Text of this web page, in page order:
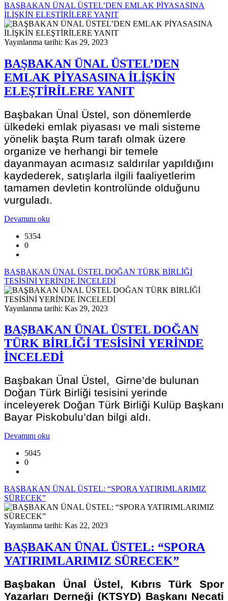
BAŞBAKAN ÜNAL ÜSTEL’DEN EMLAK PİYASASINA
İLİŞKİN ELEŞTİRİLERE YANIT
Yayınlanma tarihi: Kas 29, 2023
BAŞBAKAN ÜNAL ÜSTEL’DEN
EMLAK PİYASASINA İLİŞKİN
ELEŞTİRİLERE YANIT
Başbakan Ünal Üstel, son dönemlerde
ülkedeki emlak piyasası ve mali sisteme
yönelik başta Rum tarafı olmak üzere
organize ve herhangi bir temele
dayanmayan acımasız saldırılar yapıldığını
kaydederek, satışlarla ilgili faaliyetlerim
tamamen devletin kontrolünde olduğunu
vurguladı.
Devamını oku
5354
0
BAŞBAKAN ÜNAL ÜSTEL DOĞAN TÜRK BİRLİĞİ
TESİSİNİ YERİNDE İNCELEDİ
Yayınlanma tarihi: Kas 29, 2023
BAŞBAKAN ÜNAL ÜSTEL DOĞAN
TÜRK BİRLİĞİ TESİSİNİ YERİNDE
İNCELEDİ
Başbakan Ünal Üstel, Girne’de bulunan
Doğan Türk Birliği tesisini yerinde
inceleyerek Doğan Türk Birliği Kulüp Başkanı
Bayar Piskobulu’dan bilgi aldı.
Devamını oku
5045
0
BAŞBAKAN ÜNAL ÜSTEL: “SPORA YATIRIMLARIMIZ
SÜRECEK”
Yayınlanma tarihi: Kas 22, 2023
BAŞBAKAN ÜNAL ÜSTEL: “SPORA
YATIRIMLARIMIZ SÜRECEK”
Başbakan Ünal Üstel, Kıbrıs Türk Spor
Yazarları Derneği (KTSYD) Başkanı Necati